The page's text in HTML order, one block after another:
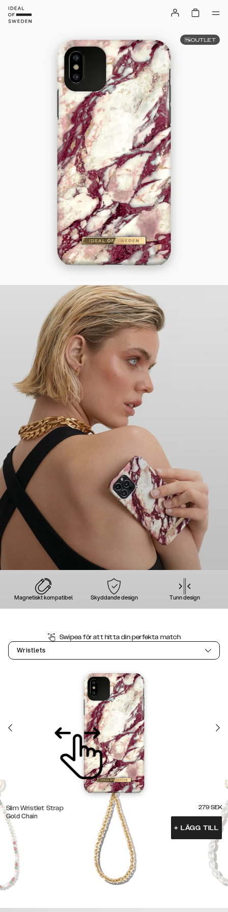
Magnetiskt kompatibel Skyddande design Tunn design
Swipea för att hitta din perfekta match
Wristlets
Slim Wristlet Strap
Gold Chain
279 SEK
+ LÄGG TILL
OUTLET